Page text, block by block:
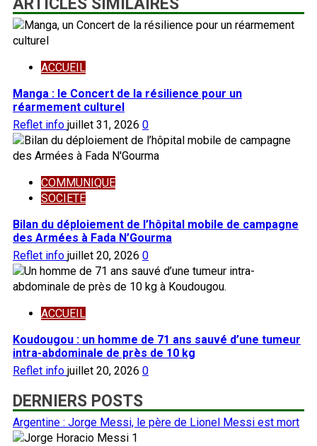
ACCUEIL
Manga : le Concert de la résilience pour un
réarmement culturel
Reflet info juillet 31, 2026 0
COMMUNIQUE
SOCIETE
Bilan du déploiement de l’hôpital mobile de campagne
des Armées à Fada N’Gourma
Reflet info juillet 20, 2026 0
ACCUEIL
Koudougou : un homme de 71 ans sauvé d’une tumeur
intra-abdominale de près de 10 kg
Reflet info juillet 20, 2026 0
DERNIERS POSTS
Argentine : Jorge Messi, le père de Lionel Messi est mort
1